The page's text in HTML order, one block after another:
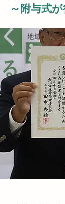
～附与式